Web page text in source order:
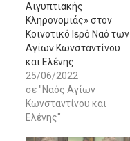
Αιγυπτιακής
Κληρονομιάς» στον
Κοινοτικό Ιερό Ναό των
Αγίων Κωνσταντίνου
και Ελένης
25/06/2022
σε "Ναός Αγίων
Κωνσταντίνου και
Ελένης"